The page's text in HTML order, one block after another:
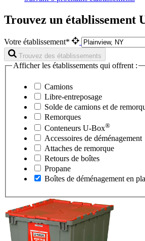
Trouvez un établissement
Votre établissement*
Trouvez des établissements
Afficher les établissements qui offrent :
Camions
Libre-entreposage
Solde de camions et de
Remorques
Conteneurs U-Box®
Accessoires de déménagement
Attaches de remorque
Retours de boîtes
Propane
Boîtes de déménagement en